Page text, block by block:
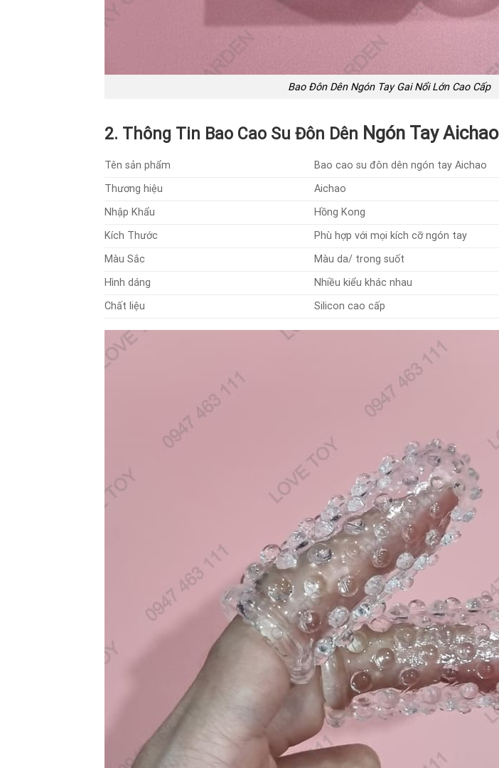
Bao Đôn Dên Ngón Tay Gai Nổi Lớn Cao Cấp
2. Thông Tin Bao Cao Su Đôn Dên Ngón Tay Aichao
Tên sản phẩm
Bao cao su đôn dên ngón tay Aichao
Thương hiệu
Aichao
Nhập Khẩu
Hồng Kong
Kích Thước
Phù hợp với mọi kích cỡ ngón tay
Màu Sắc
Màu da/ trong suốt
Hình dáng
Nhiều kiểu khác nhau
Chất liệu
Silicon cao cấp